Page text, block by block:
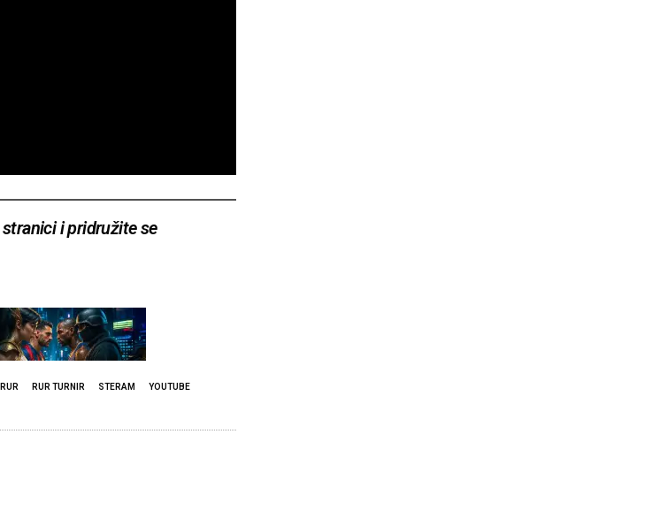
stranici i pridružite se
RUR RUR TURNIR STERAM YOUTUBE